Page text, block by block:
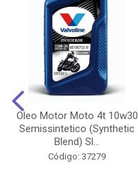
Oleo Motor Moto 4t 10w30
Semissintetico (Synthetic
Blend) Sl...
Código: 37279